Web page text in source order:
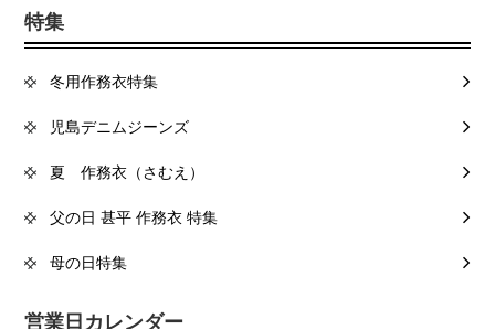
特集
冬用作務衣特集
児島デニムジーンズ
夏 作務衣（さむえ）
父の日 甚平 作務衣 特集
母の日特集
営業日カレンダー